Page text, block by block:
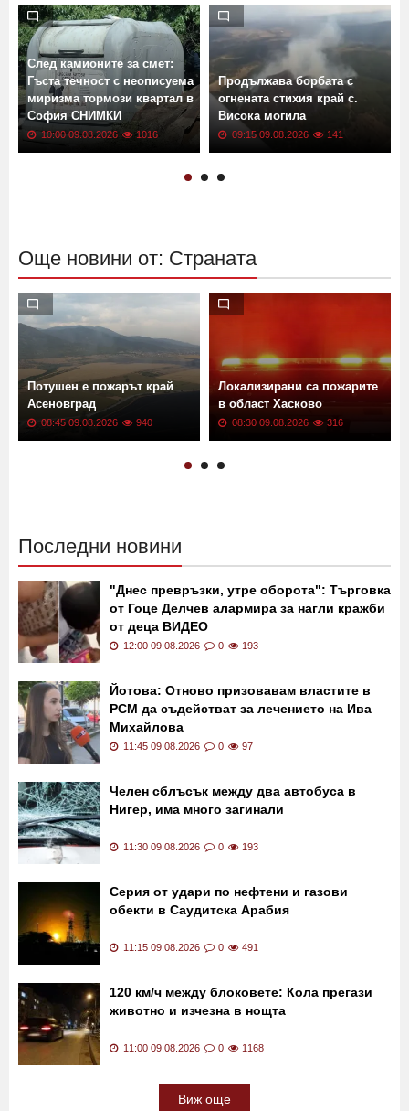
След камионите за смет:
Гъста течност с неописуема
миризма тормози квартал в
София СНИМКИ
10:00 09.08.2026 1016
Продължава борбата с
огнената стихия край с.
Висока могила
09:15 09.08.2026 141
Още новини от: Страната
Потушен е пожарът край
Асеновград
08:45 09.08.2026 940
Локализирани са пожарите
в област Хасково
08:30 09.08.2026 316
Последни новини
"Днес превръзки, утре оборота": Търговка
от Гоце Делчев алармира за нагли кражби
от деца ВИДЕО
12:00 09.08.2026 0 193
Йотова: Отново призовавам властите в
РСМ да съдействат за лечението на Ива
Михайлова
11:45 09.08.2026 0 97
Челен сблъсък между два автобуса в
Нигер, има много загинали
11:30 09.08.2026 0 193
Серия от удари по нефтени и газови
обекти в Саудитска Арабия
11:15 09.08.2026 0 491
120 км/ч между блоковете: Кола прегази
животно и изчезна в нощта
11:00 09.08.2026 0 1168
Виж още